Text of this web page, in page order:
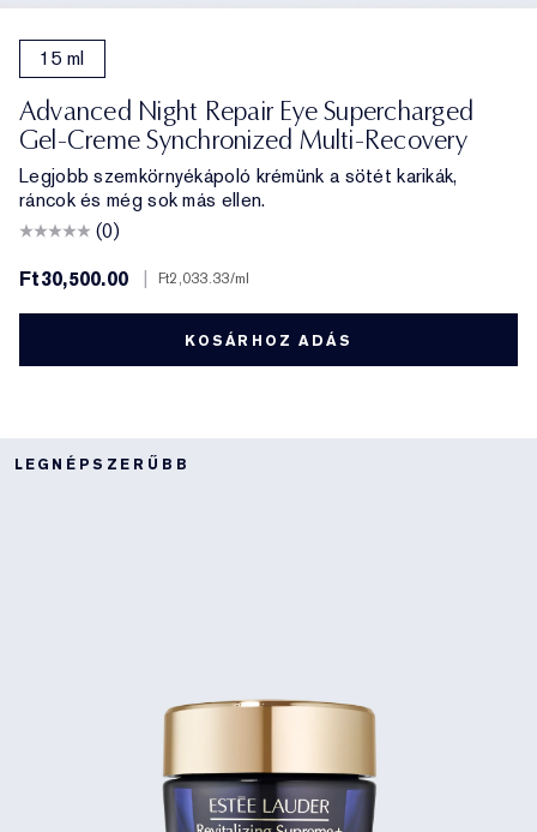
15 ml
Advanced Night Repair Eye Supercharged
Gel-Creme Synchronized Multi-Recovery
Legjobb szemkörnyékápoló krémünk a sötét karikák,
ráncok és még sok más ellen.
(0)
Ft30,500.00
Ft2,033.33/ml
KOSÁRHOZ ADÁS
LEGNÉPSZERŰBB